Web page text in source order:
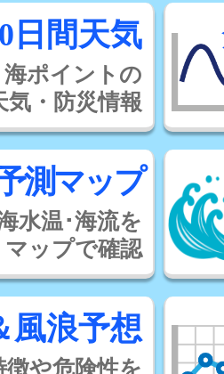
日間天気
海ポイントの
気・防災情報
測マップ
水温･海流を
マップで確認
風浪予想
徴や危険性を